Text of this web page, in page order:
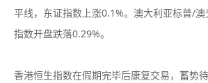
平线，东证指数上涨0.1%。澳大利亚标普/
指数开盘跌落0.29%。
香港恒生指数在假期完毕后康复交易，蓄势